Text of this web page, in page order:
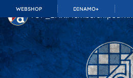
WEBSHOP DINAMO+
TOP_BAR.MembershipSuffix